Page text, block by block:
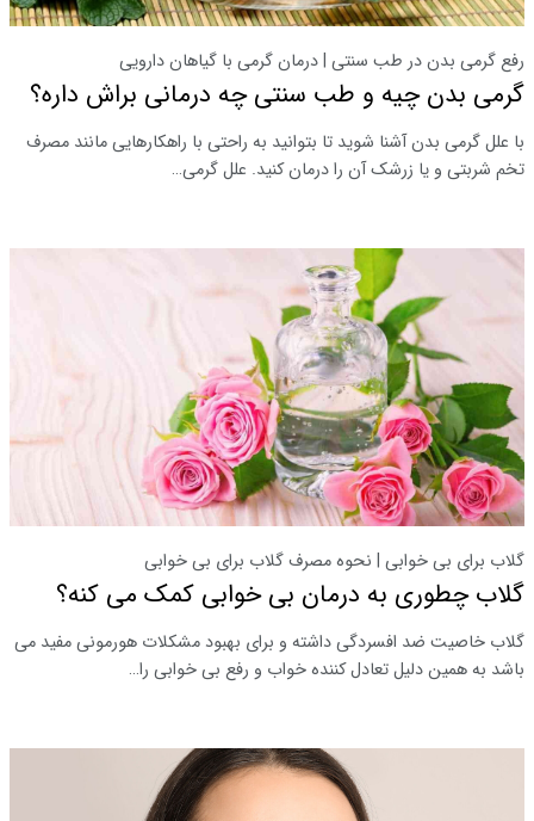
رفع گرمی بدن در طب سنتی | درمان گرمی با گیاهان دارویی
گرمی بدن چیه و طب سنتی چه درمانی براش داره؟
با علل گرمی بدن آشنا شوید تا بتوانید به راحتی با راهکارهایی مانند مصرف
تخم شربتی و یا زرشک آن را درمان کنید. علل گرمی…
گلاب برای بی خوابی | نحوه مصرف گلاب برای بی خوابی
گلاب چطوری به درمان بی خوابی کمک می کنه؟
گلاب خاصیت ضد افسردگی داشته و برای بهبود مشکلات هورمونی مفید می
باشد به همین دلیل تعادل کننده خواب و رفع بی خوابی را…